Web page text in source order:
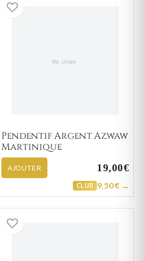
Pendentif Argent Azwaw
Martinique
AJOUTER 19,00€
CLUB 9,50 € →
Guadeloupe